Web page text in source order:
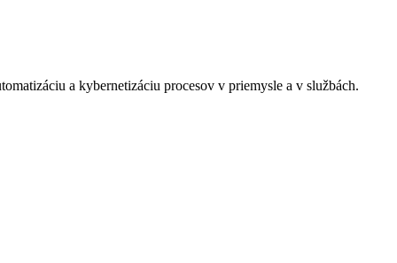
a kybernetizáciu procesov v priemysle a v službách.